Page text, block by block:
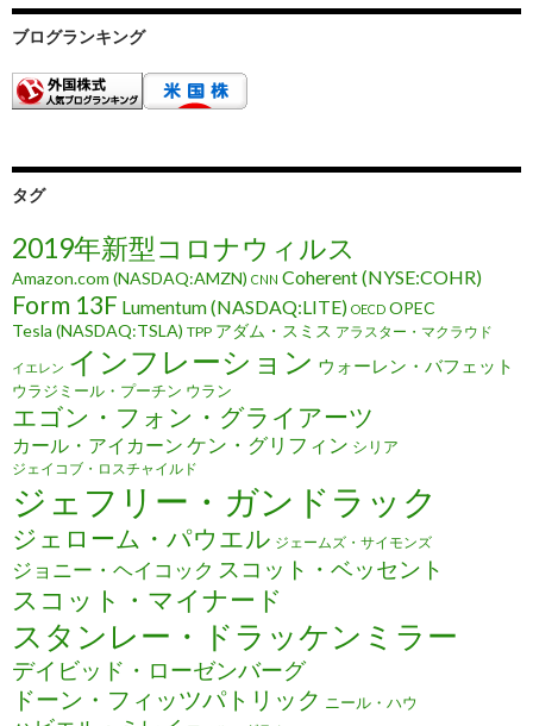
ブログランキング
タグ
2019年新型コロナウィルス
Amazon.com (NASDAQ:AMZN) CNN Coherent (NYSE:COHR)
Form 13F Lumentum (NASDAQ:LITE) OECD OPEC
Tesla (NASDAQ:TSLA) TPP アダム・スミス アラスター・マクラウド
イエレン インフレーション ウォーレン・バフェット
ウラジミール・プーチン ウラン
エゴン・フォン・グライアーツ
カール・アイカーン ケン・グリフィン シリア
ジェイコブ・ロスチャイルド
ジェフリー・ガンドラック
ジェローム・パウエル ジェームズ・サイモンズ
ジョニー・ヘイコック スコット・ベッセント
スコット・マイナード
スタンレー・ドラッケンミラー
デイビッド・ローゼンバーグ
ドーン・フィッツパトリック ニール・ハウ